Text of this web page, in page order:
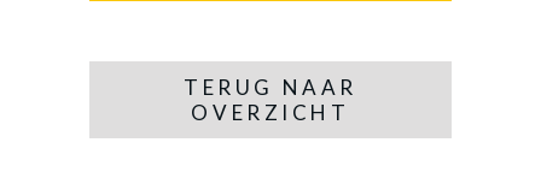
TERUG NAAR
OVERZICHT